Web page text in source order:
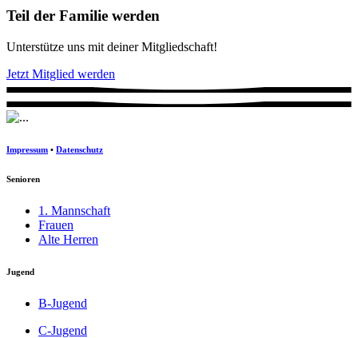
Teil der Familie werden
Unterstütze uns mit deiner Mitgliedschaft!
Jetzt Mitglied werden
Impressum • Datenschutz
Senioren
1. Mannschaft
Frauen
Alte Herren
Jugend
B-Jugend
C-Jugend